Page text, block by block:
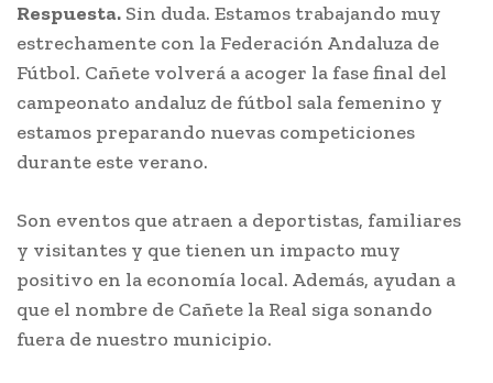
Respuesta. Sin duda. Estamos trabajando muy
estrechamente con la Federación Andaluza de
Fútbol. Cañete volverá a acoger la fase final del
campeonato andaluz de fútbol sala femenino y
estamos preparando nuevas competiciones
durante este verano.
Son eventos que atraen a deportistas, familiares
y visitantes y que tienen un impacto muy
positivo en la economía local. Además, ayudan a
que el nombre de Cañete la Real siga sonando
fuera de nuestro municipio.